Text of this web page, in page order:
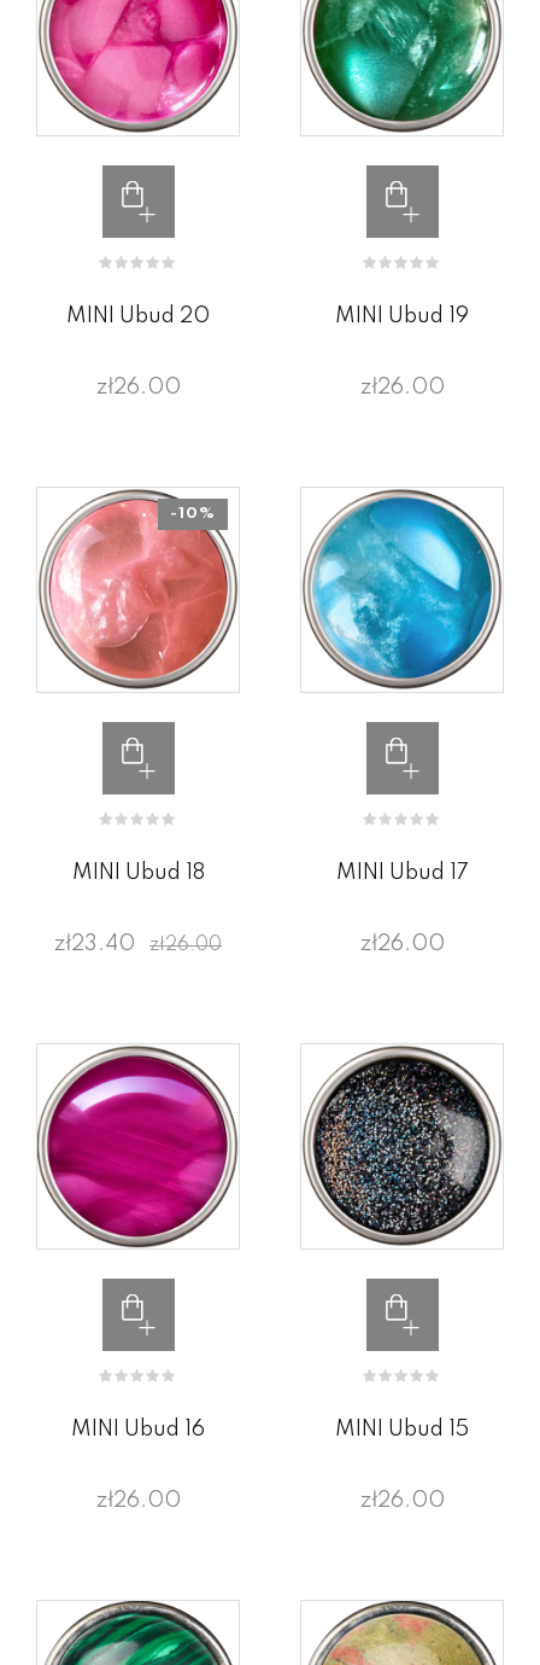
MINI Ubud 20
zł26.00
MINI Ubud 19
zł26.00
-10%
MINI Ubud 18
zł23.40 zł26.00
MINI Ubud 17
zł26.00
MINI Ubud 16
zł26.00
MINI Ubud 15
zł26.00